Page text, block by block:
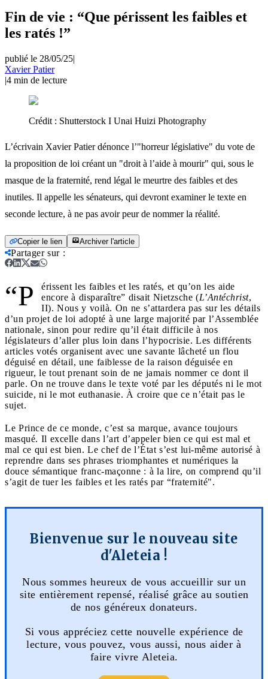
Fin de vie : “Que périssent les faibles et
les ratés !”
publié le 28/05/25|
Xavier Patier
|4 min de lecture
Crédit : Shutterstock I Unai Huizi Photography
L’écrivain Xavier Patier dénonce l’"horreur législative" du vote de
la proposition de loi créant un "droit à l’aide à mourir" qui, sous le
masque de la fraternité, rend légal le meurtre des faibles et des
inutiles. Il appelle les sénateurs, qui devront examiner le texte en
seconde lecture, à ne pas avoir peur de nommer la réalité.
Copier le lien Archiver l'article
Partager sur:
“P
érissent les faibles et les ratés, et qu’on les aide
encore à disparaître” disait Nietzsche (L’Antéchrist,
II). Nous y voilà. On ne s’attardera pas sur les détails
d’un projet de loi adopté à une large majorité par l’Assemblée
nationale, sinon pour redire qu’il était difficile à nos
législateurs d’aller plus loin dans l’hypocrisie. Les différents
articles votés organisent avec une savante lâcheté un flou
déguisé en détail, une faiblesse de la raison déguisée en
rigueur, le tout prenant soin de ne jamais nommer ce dont il
parle. On ne trouve dans le texte voté par les députés ni le mot
suicide, ni le mot euthanasie. À croire que ce n’était pas le
sujet.
Le Prince de ce monde, c’est sa marque, avance toujours
masqué. Il excelle dans l’art d’appeler bien ce qui est mal et
mal ce qui est bien. Le chef de l’État s’est lui-même autorisé à
reprendre dans ses phrases triomphantes et numériques la
douce sémantique franc-maçonne : à la lire, on comprend qu’il
s’agit de tuer les faibles et les ratés par “fraternité".
Bienvenue sur le nouveau site
d'Aleteia !
Nous sommes heureux de vous accueillir sur un
site entièrement repensé, réalisé grâce au soutien
de nos généreux donateurs.
Si vous appréciez cette nouvelle expérience de
lecture, vous pouvez, vous aussi, nous aider à
faire vivre Aleteia.